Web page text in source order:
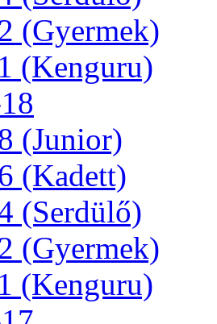
(Gyermek)
(Kenguru)
(Junior)
(Kadett)
(Serdülő)
(Gyermek)
(Kenguru)